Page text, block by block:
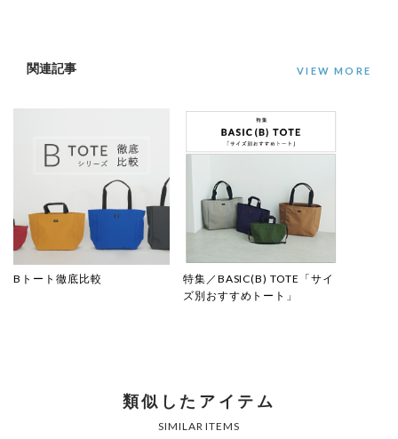
関連記事
Bトート徹底比較
特集／BASIC(B) TOTE「サイ
ズ別おすすめトート」
VIEW MORE
類似したアイテム
SIMILAR ITEMS